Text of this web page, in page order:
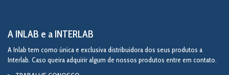
A INLAB e a INTERLAB
A Inlab tem como única e exclusiva distribuidora dos seus produtos a
Interlab. Caso queira adquirir algum de nossos produtos entre em contato.